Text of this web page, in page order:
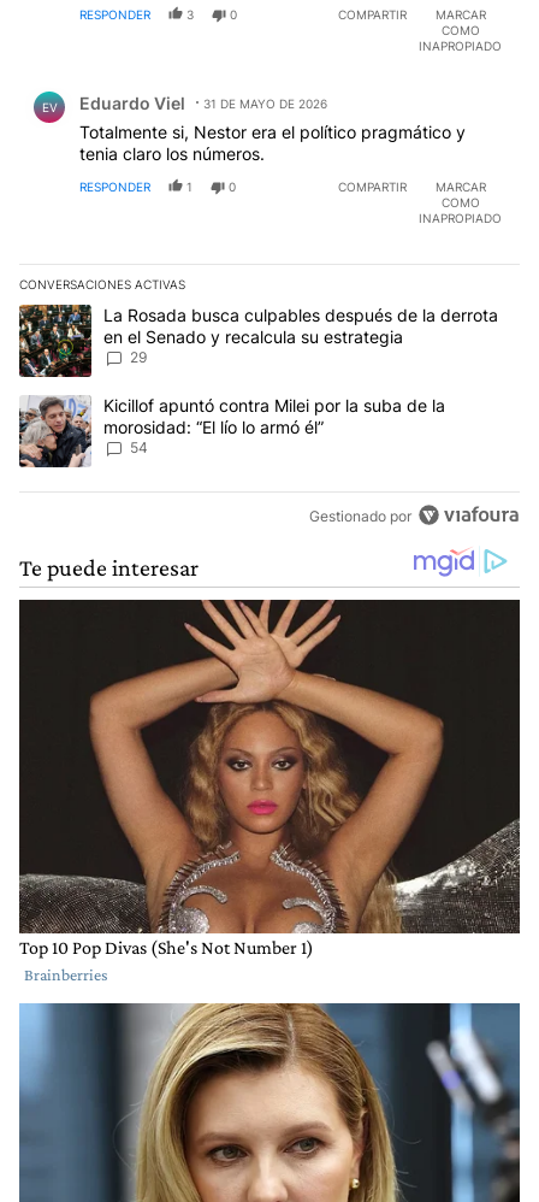
RESPONDER 3 0 COMPARTIR
MARCAR
COMO
INAPROPIADO
EV Eduardo Viel 31 DE MAYO DE 2026
Totalmente si, Nestor era el político pragmático y
tenia claro los números.
RESPONDER 1 0 COMPARTIR
MARCAR
COMO
INAPROPIADO
CONVERSACIONES ACTIVAS
Este listado muestra los artículos con más comentarios en los
Un artículo de tendencia con el título "La Rosada busca
La Rosada busca culpables después de la derrota
en el Senado y recalcula su estrategia
29
Un artículo de tendencia con el título "Kicillof apuntó contra Milei
Kicillof apuntó contra Milei por la suba de la
morosidad: “El lío lo armó él”
54
Gestionado por